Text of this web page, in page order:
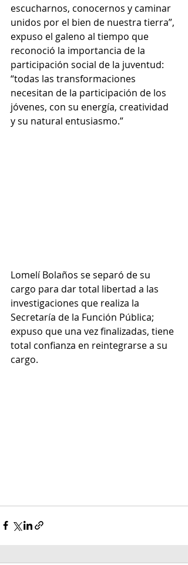
escucharnos, conocernos y caminar
unidos por el bien de nuestra tierra”,
expuso el galeno al tiempo que
reconoció la importancia de la
participación social de la juventud:
“todas las transformaciones
necesitan de la participación de los
jóvenes, con su energía, creatividad
y su natural entusiasmo.”
Lomelí Bolaños se separó de su
cargo para dar total libertad a las
investigaciones que realiza la
Secretaría de la Función Pública;
expuso que una vez finalizadas, tiene
total confianza en reintegrarse a su
cargo.